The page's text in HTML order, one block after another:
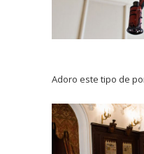
Adoro este tipo de